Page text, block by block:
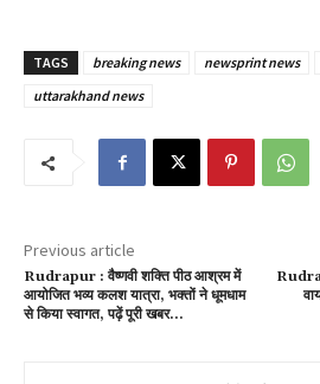
TAGS breaking news newsprint news
uttarakhand news
Previous article
Rudrapur : वैष्णवी शक्ति पीठ आश्रम में
आयोजित भव्य कलश यात्रा, भक्तों ने धूमधाम
से किया स्वागत, पढ़ें पूरी खबर…